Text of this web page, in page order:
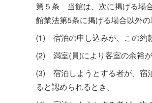
第５条 当館は、次に掲げる場
館業法第5条に掲げる場合以外
(1) 宿泊の申し込みが、この約
(2) 満室(員)により客室の余裕が
(3) 宿泊しようとする者が、宿
ると認められるとき。